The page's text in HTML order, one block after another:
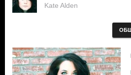
Kate Alden